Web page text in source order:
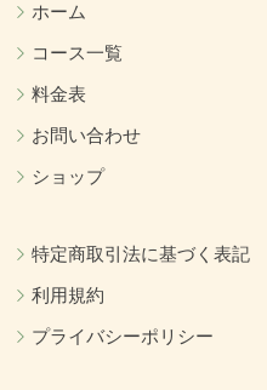
ホーム
コース一覧
料金表
お問い合わせ
ショップ
特定商取引法に基づく表記
利用規約
プライバシーポリシー